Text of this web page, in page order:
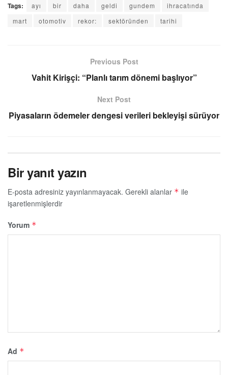
Tags: ayı bir daha geldi gundem
ihracatında
mart
otomotiv rekor: sektöründen tarihi
Previous Post
Vahit Kirişçi: “Planlı tarım dönemi başlıyor”
Next Post
Piyasaların ödemeler dengesi verileri bekleyişi sürüyor
Bir yanıt yazın
E-posta adresiniz yayınlanmayacak. Gerekli alanlar * ile
işaretlenmişlerdir
Yorum *
Ad *